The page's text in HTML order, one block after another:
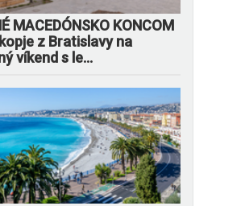
MACEDÓNSKO KONCOM
z Bratislavy na
víkend s le...